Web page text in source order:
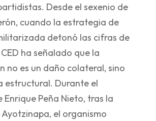
Desde el sexenio de
cuando la estrategia de
detonó las cifras de
ha señalado que la
no es un daño colateral, sino
estructural. Durante el
Peña Nieto, tras la
el organismo